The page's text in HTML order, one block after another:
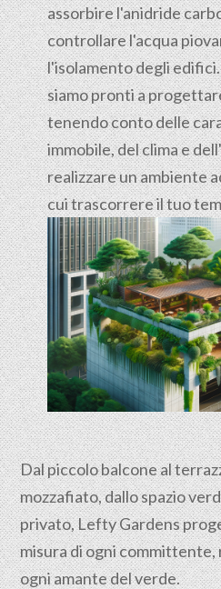
assorbire l'anidride
controllare l'acqua
l'isolamento degli
siamo pronti a
tenendo conto delle
immobile, del clima e
realizzare un ambiente
cui trascorrere il tuo
Dal piccolo balcone al
mozzafiato, dallo spazio
privato, Lefty Gardens
misura di ogni committente,
ogni amante del verde.